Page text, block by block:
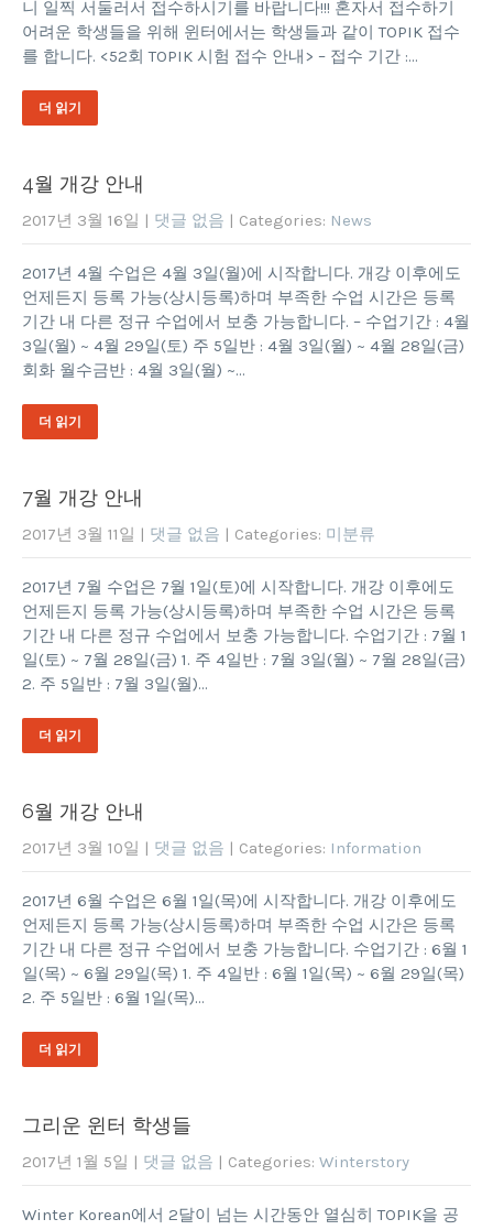
니 일찍 서둘러서 접수하시기를 바랍니다!!! 혼자서 접수하기
어려운 학생들을 위해 윈터에서는 학생들과 같이 TOPIK 접수
를 합니다. <52회 TOPIK 시험 접수 안내> – 접수 기간 :…
더 읽기
4월 개강 안내
2017년 3월 16일 | 댓글 없음 | Categories: News
2017년 4월 수업은 4월 3일(월)에 시작합니다. 개강 이후에도
언제든지 등록 가능(상시등록)하며 부족한 수업 시간은 등록
기간 내 다른 정규 수업에서 보충 가능합니다. – 수업기간 : 4월
3일(월) ~ 4월 29일(토) 주 5일반 : 4월 3일(월) ~ 4월 28일(금)
회화 월수금반 : 4월 3일(월) ~…
더 읽기
7월 개강 안내
2017년 3월 11일 | 댓글 없음 | Categories: 미분류
2017년 7월 수업은 7월 1일(토)에 시작합니다. 개강 이후에도
언제든지 등록 가능(상시등록)하며 부족한 수업 시간은 등록
기간 내 다른 정규 수업에서 보충 가능합니다. 수업기간 : 7월 1
일(토) ~ 7월 28일(금) 1. 주 4일반 : 7월 3일(월) ~ 7월 28일(금)
2. 주 5일반 : 7월 3일(월)…
더 읽기
6월 개강 안내
2017년 3월 10일 | 댓글 없음 | Categories: Information
2017년 6월 수업은 6월 1일(목)에 시작합니다. 개강 이후에도
언제든지 등록 가능(상시등록)하며 부족한 수업 시간은 등록
기간 내 다른 정규 수업에서 보충 가능합니다. 수업기간 : 6월 1
일(목) ~ 6월 29일(목) 1. 주 4일반 : 6월 1일(목) ~ 6월 29일(목)
2. 주 5일반 : 6월 1일(목)…
더 읽기
그리운 윈터 학생들
2017년 1월 5일 | 댓글 없음 | Categories: Winterstory
Winter Korean에서 2달이 넘는 시간동안 열심히 TOPIK을 공